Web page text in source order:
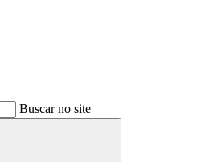
Buscar no site